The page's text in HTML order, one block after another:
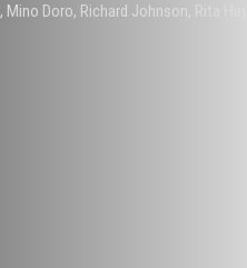
, Mino Doro, Richard Johnson